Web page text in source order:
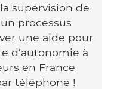
supervision de
processus
une aide pour
d'autonomie à
en France
téléphone !